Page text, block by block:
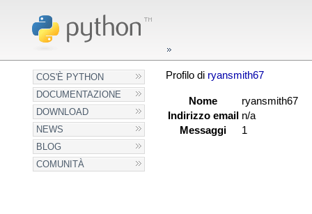
COS'È PYTHON
DOCUMENTAZIONE
DOWNLOAD
NEWS
BLOG
COMUNITÀ
Profilo di ryansmith67
Nome
ryansmith67
Indirizzo email n/a
Messaggi
1